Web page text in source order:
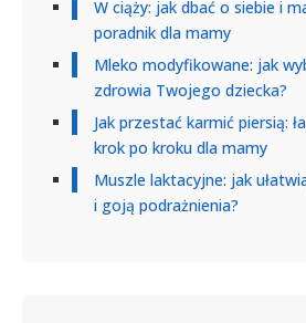
W ciąży: jak dbać o siebie i
poradnik dla mamy
Mleko modyfikowane: jak
zdrowia Twojego dziecka?
Jak przestać karmić piersią:
krok po kroku dla mamy
Muszle laktacyjne: jak
i goją podrażnienia?